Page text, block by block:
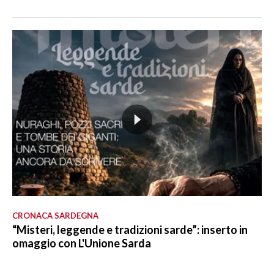
CRONACA SARDEGNA
“Misteri, leggende e tradizioni sarde”: inserto in
omaggio con L'Unione Sarda